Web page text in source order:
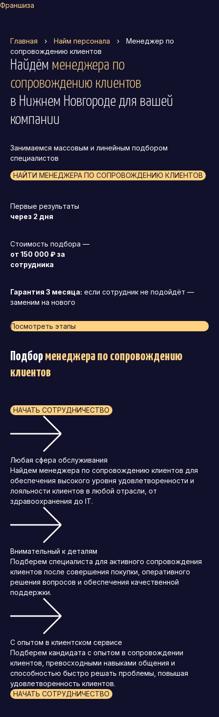
Франшиза
Главная › Найм персонала ›
Менеджер по
сопровождению клиентов
Найдём менеджера по
сопровождению клиентов
в Нижнем Новгороде для вашей
компании
Занимаемся массовым и линейным подбором
специалистов
НАЙТИ МЕНЕДЖЕРА ПО СОПРОВОЖДЕНИЮ КЛИЕНТОВ
Первые результаты
через 2 дня
Стоимость подбора —
от 150 000 ₽ за
сотрудника
Гарантия 3 месяца: если сотрудник не подойдёт —
заменим на нового
Посмотреть этапы
Подборменеджера по сопровождению
клиентов
НАЧАТЬ СОТРУДНИЧЕСТВО
Любая сфера обслуживания
Найдем менеджера по сопровождению клиентов для
обеспечения высокого уровня удовлетворенности и
лояльности клиентов в любой отрасли, от
здравоохранения до IT.
Внимательный к деталям
Подберем специалиста для активного сопровождения
клиентов после совершения покупки, оперативного
решения вопросов и обеспечения качественной
поддержки.
С опытом в клиентском сервисе
Подберем кандидата с опытом в сопровождении
клиентов, превосходными навыками общения и
способностью быстро решать проблемы, повышая
удовлетворенность клиентов.
НАЧАТЬ СОТРУДНИЧЕСТВО